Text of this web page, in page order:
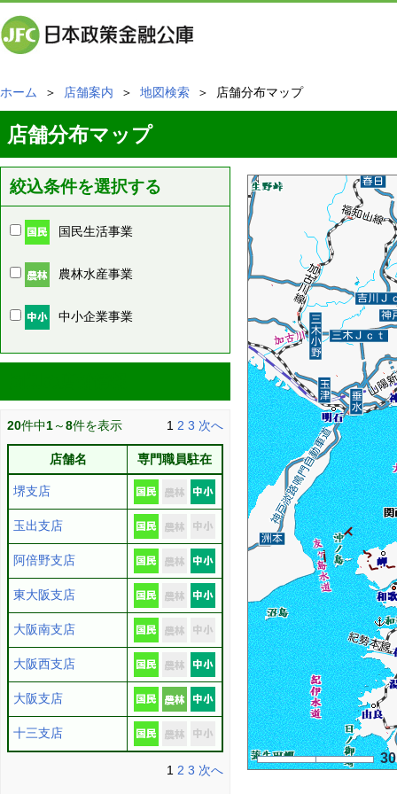
ホーム ＞ 店舗案内 ＞ 地図検索 ＞ 店舗分布マップ
店舗分布マップ
絞込条件を選択する
国民生活事業
農林水産事業
中小企業事業
20件中1～8件を表示 1 2 3 次へ
店舗名 専門職員駐在
堺支店
玉出支店
阿倍野支店
東大阪支店
大阪南支店
大阪西支店
大阪支店
十三支店
1 2 3 次へ